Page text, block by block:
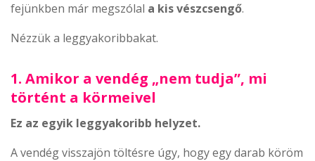
fejünkben már megszólal a kis vészcsengő.
Nézzük a leggyakoribbakat.
1. Amikor a vendég „nem tudja”, mi
történt a körmeivel
Ez az egyik leggyakoribb helyzet.
A vendég visszajön töltésre úgy, hogy egy darab köröm